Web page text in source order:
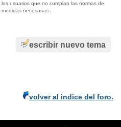
los usuarios que no cumplan las normas de
necesarias.
escribir nuevo tema
volver al indice del foro.